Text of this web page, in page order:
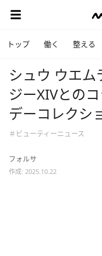
トップ 働く 整える
シュウ ウエム
ジーXIVとの
デーコレクシ
＃ビューティーニュース
フォルサ
作成: 2025.10.22